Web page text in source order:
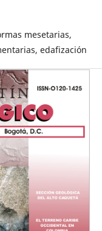
mesetarias,
edafización